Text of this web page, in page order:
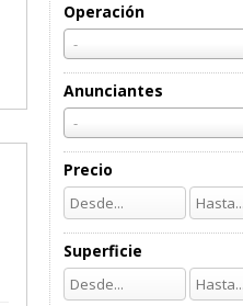
Operación
-
Anunciantes
-
Precio
Superficie